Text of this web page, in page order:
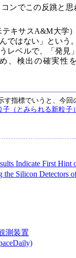
ンでこの反跳と
テキサスA&M大学
ではない」という
レベルで、「発見
、検出の確実性
指標でいうと、今回
（とみられる新粒子
Indicate First
the Silicon Detectors
測装置